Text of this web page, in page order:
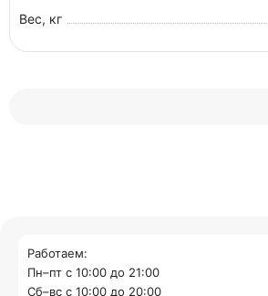
Вес, кг
Работаем:
Пн–пт с 10:00 до 21:00
Cб–вс с 10:00 до 20:00